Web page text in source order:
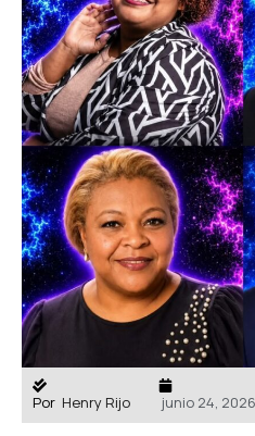
Por Henry Rijo junio 24, 2026